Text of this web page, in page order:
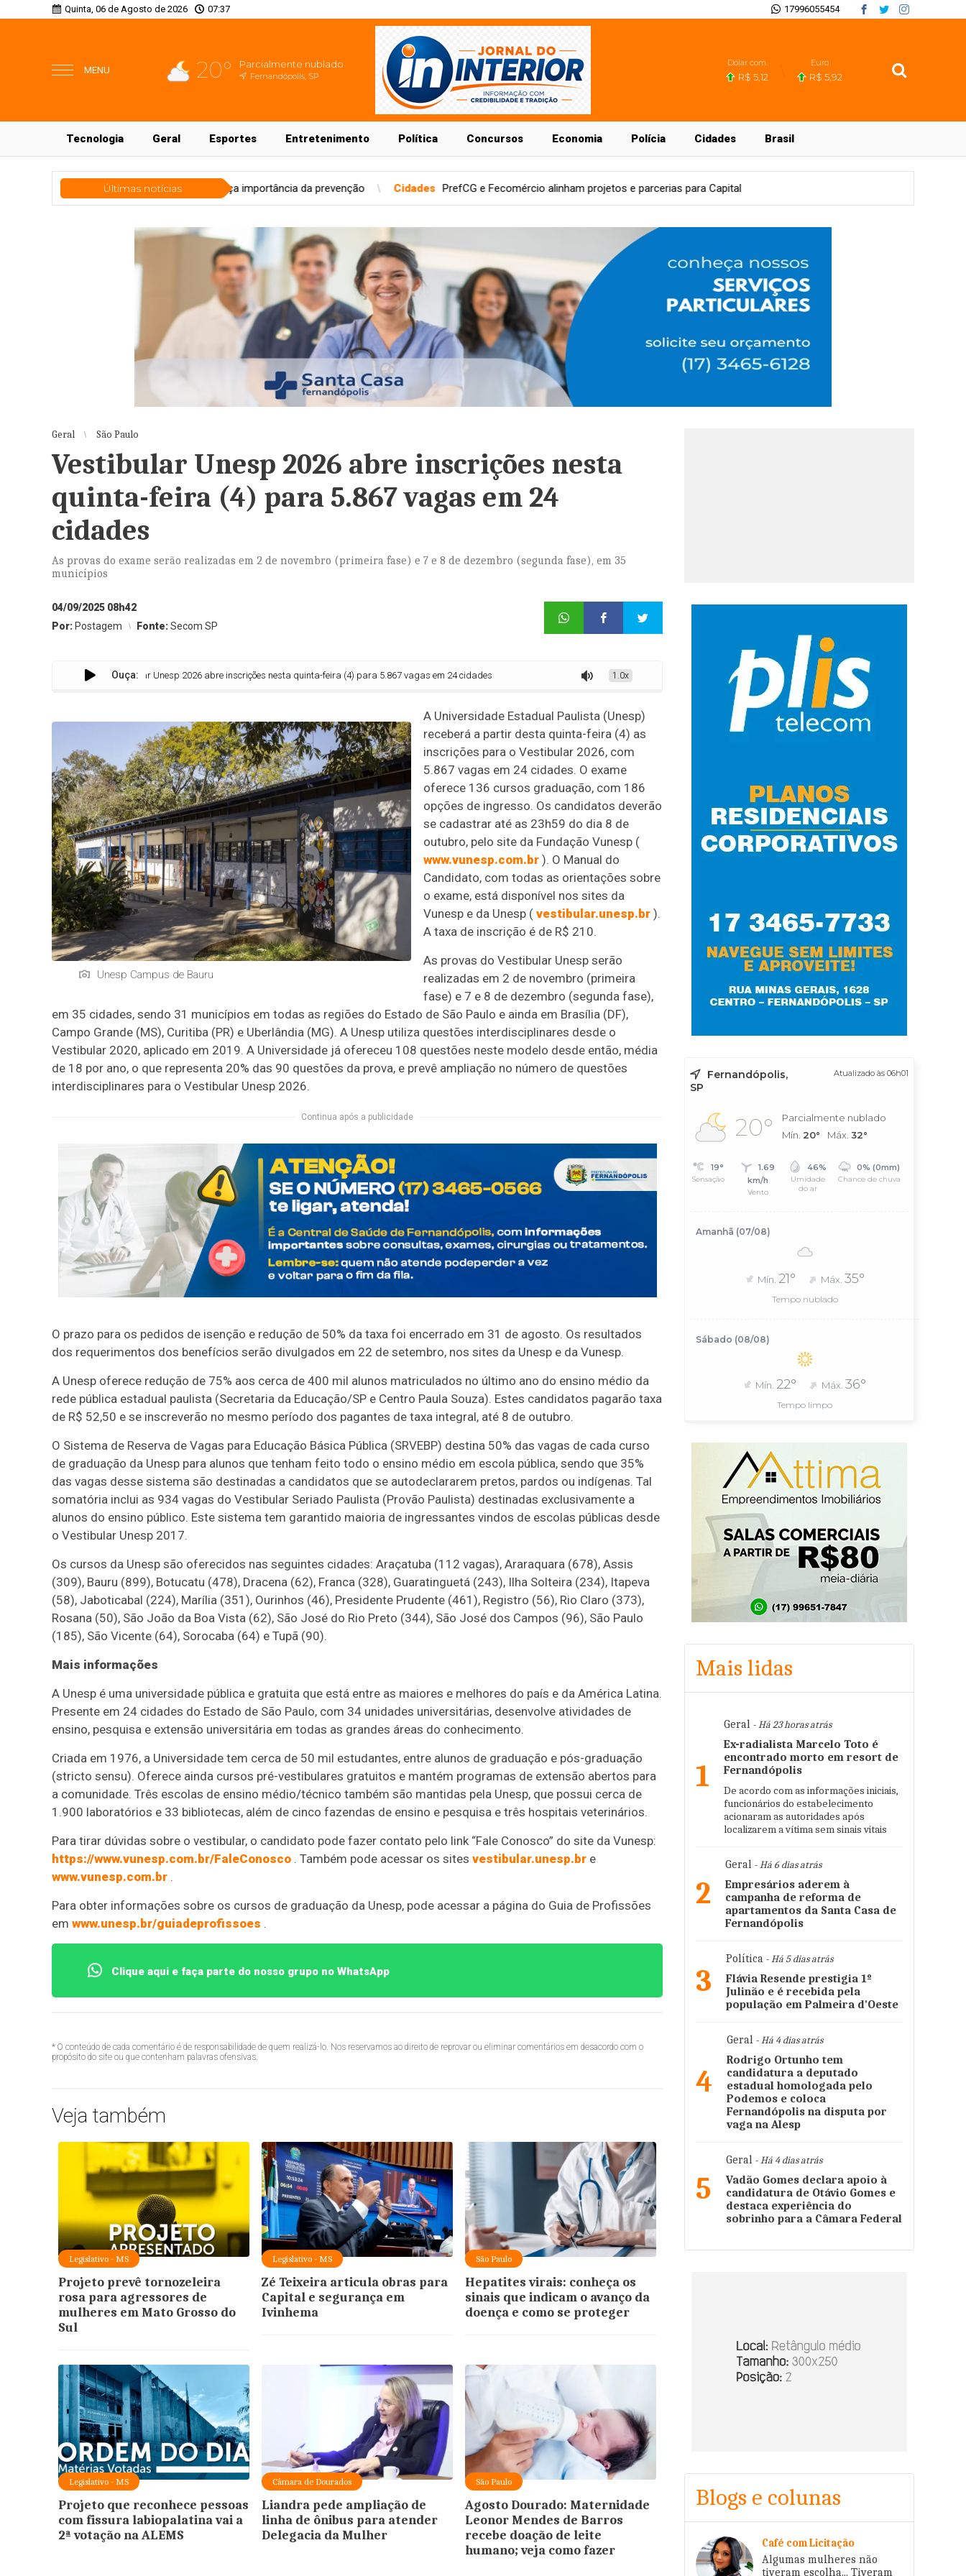
Quinta, 06 de Agosto de 2026 07:37 17996055454
MENU 20° Parcialmente nublado
Fernandópolis, SP
Dólar com.
R$ 5,12
Euro
R$ 5,92
Tecnologia Geral Esportes Entretenimento Política Concursos Economia Polícia Cidades Brasil
Últimas notícias
da Saúde reforça importância da prevenção Cidades PrefCG e Fecomércio alinham projetos e parcerias para Capital
Geral São Paulo
Vestibular Unesp 2026 abre inscrições nesta
quinta-feira (4) para 5.867 vagas em 24
cidades
As provas do exame serão realizadas em 2 de novembro (primeira fase) e 7 e 8 de dezembro (segunda fase), em 35
municípios
04/09/2025 08h42
Por: Postagem Fonte:Secom SP
Ouça:
Vestibular Unesp 2026 abre inscrições nesta quinta-feira (4) para 5.867 vagas em 24 cidades 1.0x
Unesp Campus de Bauru
A Universidade Estadual Paulista (Unesp)
receberá a partir desta quinta-feira (4) as
inscrições para o Vestibular 2026, com
5.867 vagas em 24 cidades. O exame
oferece 136 cursos graduação, com 186
opções de ingresso. Os candidatos deverão
se cadastrar até as 23h59 do dia 8 de
outubro, pelo site da Fundação Vunesp (
www.vunesp.com.br ). O Manual do
Candidato, com todas as orientações sobre
o exame, está disponível nos sites da
Vunesp e da Unesp ( vestibular.unesp.br ).
A taxa de inscrição é de R$ 210.
As provas do Vestibular Unesp serão
realizadas em 2 de novembro (primeira
fase) e 7 e 8 de dezembro (segunda fase),
em 35 cidades, sendo 31 municípios em todas as regiões do Estado de São Paulo e ainda em Brasília (DF),
Campo Grande (MS), Curitiba (PR) e Uberlândia (MG). A Unesp utiliza questões interdisciplinares desde o
Vestibular 2020, aplicado em 2019. A Universidade já ofereceu 108 questões neste modelo desde então, média
de 18 por ano, o que representa 20% das 90 questões da prova, e prevê ampliação no número de questões
interdisciplinares para o Vestibular Unesp 2026.
Continua após a publicidade
O prazo para os pedidos de isenção e redução de 50% da taxa foi encerrado em 31 de agosto. Os resultados
dos requerimentos dos benefícios serão divulgados em 22 de setembro, nos sites da Unesp e da Vunesp.
A Unesp oferece redução de 75% aos cerca de 400 mil alunos matriculados no último ano do ensino médio da
rede pública estadual paulista (Secretaria da Educação/SP e Centro Paula Souza). Estes candidatos pagarão taxa
de R$ 52,50 e se inscreverão no mesmo período dos pagantes de taxa integral, até 8 de outubro.
O Sistema de Reserva de Vagas para Educação Básica Pública (SRVEBP) destina 50% das vagas de cada curso
de graduação da Unesp para alunos que tenham feito todo o ensino médio em escola pública, sendo que 35%
das vagas desse sistema são destinadas a candidatos que se autodeclararem pretos, pardos ou indígenas. Tal
somatória inclui as 934 vagas do Vestibular Seriado Paulista (Provão Paulista) destinadas exclusivamente a
alunos do ensino público. Este sistema tem garantido maioria de ingressantes vindos de escolas públicas desde
o Vestibular Unesp 2017.
Os cursos da Unesp são oferecidos nas seguintes cidades: Araçatuba (112 vagas), Araraquara (678), Assis
(309), Bauru (899), Botucatu (478), Dracena (62), Franca (328), Guaratinguetá (243), Ilha Solteira (234), Itapeva
(58), Jaboticabal (224), Marília (351), Ourinhos (46), Presidente Prudente (461), Registro (56), Rio Claro (373),
Rosana (50), São João da Boa Vista (62), São José do Rio Preto (344), São José dos Campos (96), São Paulo
(185), São Vicente (64), Sorocaba (64) e Tupã (90).
Mais informações
A Unesp é uma universidade pública e gratuita que está entre as maiores e melhores do país e da América Latina.
Presente em 24 cidades do Estado de São Paulo, com 34 unidades universitárias, desenvolve atividades de
ensino, pesquisa e extensão universitária em todas as grandes áreas do conhecimento.
Criada em 1976, a Universidade tem cerca de 50 mil estudantes, entre alunos de graduação e pós-graduação
(stricto sensu). Oferece ainda cursos pré-vestibulares gratuitos e mantém programas de extensão abertos para
a comunidade. Três escolas de ensino médio/técnico também são mantidas pela Unesp, que possui cerca de
1.900 laboratórios e 33 bibliotecas, além de cinco fazendas de ensino e pesquisa e três hospitais veterinários.
Para tirar dúvidas sobre o vestibular, o candidato pode fazer contato pelo link “Fale Conosco” do site da Vunesp:
https://www.vunesp.com.br/FaleConosco . Também pode acessar os sites vestibular.unesp.br e
www.vunesp.com.br .
Para obter informações sobre os cursos de graduação da Unesp, pode acessar a página do Guia de Profissões
em www.unesp.br/guiadeprofissoes .
Clique aqui e faça parte do nosso grupo no WhatsApp
* O conteúdo de cada comentário é de responsabilidade de quem realizá-lo. Nos reservamos ao direito de reprovar ou eliminar comentários em desacordo com o
propósito do site ou que contenham palavras ofensivas.
Veja também
Legislativo - MS
Projeto prevê tornozeleira
rosa para agressores de
mulheres em Mato Grosso do
Sul
Legislativo - MS
Zé Teixeira articula obras para
Capital e segurança em
Ivinhema
São Paulo
Hepatites virais: conheça os
sinais que indicam o avanço da
doença e como se proteger
Legislativo - MS
Projeto que reconhece pessoas
com fissura labiopalatina vai a
2ª votação na ALEMS
Câmara de Dourados
Liandra pede ampliação de
linha de ônibus para atender
Delegacia da Mulher
São Paulo
Agosto Dourado: Maternidade
Leonor Mendes de Barros
recebe doação de leite
humano; veja como fazer
Fernandópolis,
SP
Atualizado às 06h01
20°
Parcialmente nublado
Mín. 20° Máx. 32°
19°
Sensação
1.69
km/h
Vento
46%
Umidade
do ar
0% (0mm)
Chance de chuva
Amanhã (07/08)
Mín. 21° Máx. 35°
Tempo nublado
Sábado (08/08)
Mín. 22° Máx.36°
Tempo limpo
Mais lidas
1
Geral - Há 23 horas atrás
Ex-radialista Marcelo Toto é
encontrado morto em resort de
Fernandópolis
De acordo com as informações iniciais,
funcionários do estabelecimento
acionaram as autoridades após
localizarem a vítima sem sinais vitais
2
Geral - Há 6 dias atrás
Empresários aderem à
campanha de reforma de
apartamentos da Santa Casa de
Fernandópolis
3
Política - Há 5 dias atrás
Flávia Resende prestigia 1º
Julinão e é recebida pela
população em Palmeira d'Oeste
4
Geral - Há 4 dias atrás
Rodrigo Ortunho tem
candidatura a deputado
estadual homologada pelo
Podemos e coloca
Fernandópolis na disputa por
vaga na Alesp
5
Geral - Há 4 dias atrás
Vadão Gomes declara apoio à
candidatura de Otávio Gomes e
destaca experiência do
sobrinho para a Câmara Federal
Blogs e colunas
Café com Licitação
Algumas mulheres não
tiveram escolha... Tiveram